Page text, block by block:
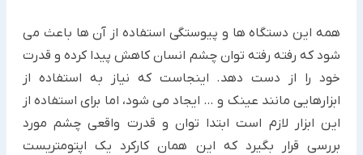
همه این دستگاه ها و پیوستگی استفاده از آن ها باعث می
شود که رفته رفته توان چشم انسان کاهش پیدا کرده و قدرت
خود را از دست دهد. اینجاست که نیاز به استفاده از
ابزارهایی مانند عینک و … ایجاد می شود، اما برای استفاده از
این ابزار لازم است ابتدا توان و قدرت واقعی چشم مورد
بررسی قرار بگیرد که این همان کارکرد یک اپتومتریست